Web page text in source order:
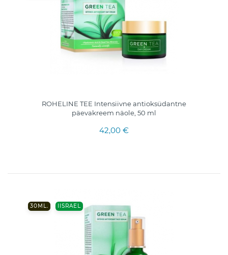
ROHELINE TEE Intensiivne antioksüdantne
päevakreem näole, 50 ml
42,00 €
30ML. IISRAEL